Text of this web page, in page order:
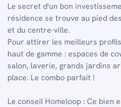
Le secret d'un bon
résidence se trouve au pied
et du centre-ville.
Pour attirer les meilleurs
haut de gamme : espaces de
salon, laverie, grands jardins
place. Le combo parfait !
Le conseil Homeloop : Ce bien